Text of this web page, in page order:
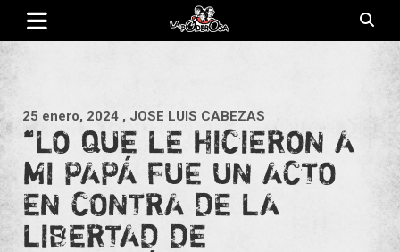
Saltar
contenido
25 enero, 2024 , JOSE LUIS CABEZAS
“LO QUE LE HICIERON A
MI PAPÁ FUE UN ACTO
EN CONTRA DE LA
LIBERTAD DE